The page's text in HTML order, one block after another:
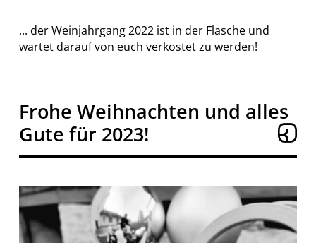
... der Weinjahrgang 2022 ist in der Flasche und
wartet darauf von euch verkostet zu werden!
Frohe Weihnachten und alles
Gute für 2023!